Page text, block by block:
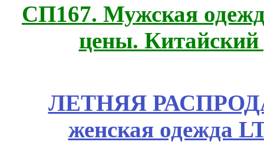
СП167. Мужская
цены.
ЛЕТНЯЯ
женская одежда